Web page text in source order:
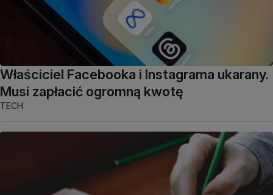
Właściciel Facebooka i Instagrama ukarany.
Musi zapłacić ogromną kwotę
TECH